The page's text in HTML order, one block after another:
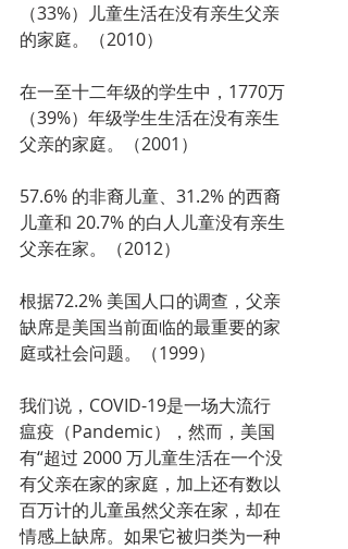
（33%）儿童生活在没有亲生父亲
的家庭。（2010）
在一至十二年级的学生中，1770万
（39%）年级学生生活在没有亲生
父亲的家庭。（2001）
57.6% 的非裔儿童、31.2% 的西裔
儿童和 20.7% 的白人儿童没有亲生
父亲在家。（2012）
根据72.2% 美国人口的调查，父亲
缺席是美国当前面临的最重要的家
庭或社会问题。（1999）
我们说，COVID-19是一场大流行
瘟疫（Pandemic），然而，美国
有“超过 2000 万儿童生活在一个没
有父亲在家的家庭，加上还有数以
百万计的儿童虽然父亲在家，却在
情感上缺席。如果它被归类为一种